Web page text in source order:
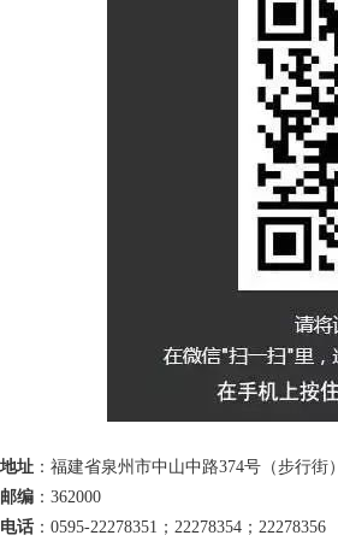
地址 ：福建省泉州市中山中路374号（步行街）
邮编 ：362000
电话 ：0595-22278351；22278354；22278356